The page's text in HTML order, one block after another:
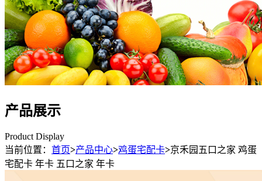
产品展示
Product Display
当前位置： 首页>产品中心>鸡蛋宅配卡>京禾园五口之家 鸡蛋
宅配卡 年卡 五口之家 年卡